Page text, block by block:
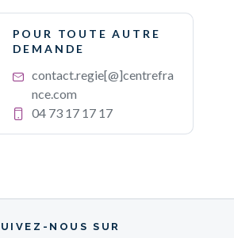
POUR TOUTE AUTRE
DEMANDE
contact.regie[@]centrefra
nce.com
04 73 17 17 17
NOUS SUR